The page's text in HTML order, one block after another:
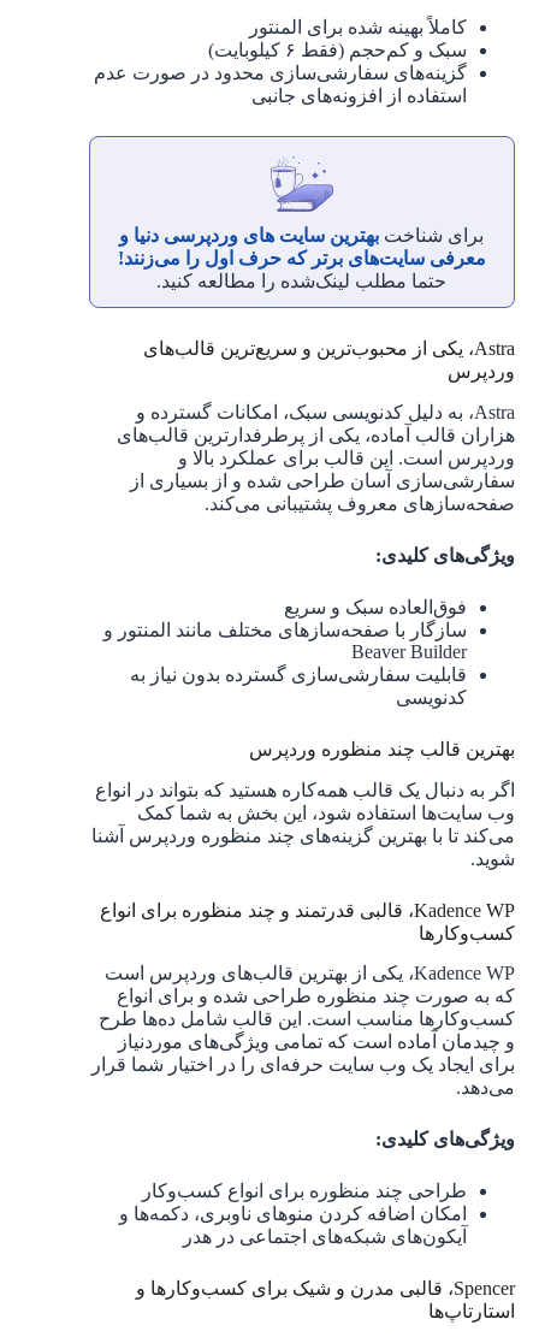
کاملاً بهینه‌ شده برای المنتور
سبک و کم‌حجم (فقط ۶ کیلوبایت)
گزینه‌های سفارشی‌سازی محدود در صورت عدم
استفاده از افزونه‌های جانبی
برای شناخت بهترین سایت های وردپرسی دنیا و
معرفی سایت‌های برتر که حرف اول را می‌زنند!
حتما مطلب لینک‌شده را مطالعه کنید.
Astra، یکی از محبوب‌ترین و سریع‌ترین قالب‌های
وردپرس
Astra، به دلیل کدنویسی سبک، امکانات گسترده و
هزاران قالب آماده، یکی از پرطرفدارترین قالب‌های
وردپرس است. این قالب برای عملکرد بالا و
سفارشی‌سازی آسان طراحی شده و از بسیاری از
صفحه‌سازهای معروف پشتیبانی می‌کند.
ویژگی‌های کلیدی:
فوق‌العاده سبک و سریع
سازگار با صفحه‌سازهای مختلف مانند المنتور و
Beaver Builder
قابلیت سفارشی‌سازی گسترده بدون نیاز به
کدنویسی
بهترین قالب چند منظوره وردپرس
اگر به دنبال یک قالب همه‌کاره هستید که بتواند در انواع
وب سایت‌ها استفاده شود، این بخش به شما کمک
می‌کند تا با بهترین گزینه‌های چند منظوره وردپرس آشنا
شوید.
Kadence WP، قالبی قدرتمند و چند منظوره برای انواع
کسب‌وکارها
Kadence WP، یکی از بهترین قالب‌های وردپرس است
که به صورت چند منظوره طراحی شده و برای انواع
کسب‌وکارها مناسب است. این قالب شامل ده‌ها طرح
و چیدمان آماده است که تمامی ویژگی‌های موردنیاز
برای ایجاد یک وب سایت حرفه‌ای را در اختیار شما قرار
می‌دهد.
ویژگی‌های کلیدی:
طراحی چند منظوره برای انواع کسب‌وکار
امکان اضافه کردن منوهای ناوبری، دکمه‌ها و
آیکون‌های شبکه‌های اجتماعی در هدر
Spencer، قالبی مدرن و شیک برای کسب‌وکارها و
استارتاپ‌ها